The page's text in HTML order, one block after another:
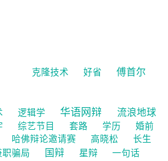
克隆技术 好省 傅首尔
逻辑学 华语网辩 流浪地球
综艺节目 套路 学历
婚前
哈佛辩论邀请赛 高晓松
长生
职骗局 国辩 星辩 一句话